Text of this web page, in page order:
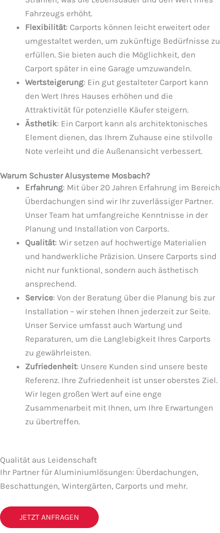
Fahrzeugs erhöht.
Flexibilität: Carports können leicht erweitert oder
umgestaltet werden, um zukünftige Bedürfnisse zu
erfüllen. Sie bieten auch die Möglichkeit, den
Carport später in eine Garage umzuwandeln.
Wertsteigerung: Ein gut gestalteter Carport kann
den Wert Ihres Hauses erhöhen und die
Attraktivität für potenzielle Käufer steigern.
Ästhetik: Ein Carport kann als architektonisches
Element dienen, das Ihrem Zuhause eine stilvolle
Note verleiht und die Außenansicht verbessert.
Warum Schuster Alusysteme Mosbach?
Erfahrung: Mit über 20 Jahren Erfahrung im Bereich
Überdachungen sind wir Ihr zuverlässiger Partner.
Unser Team hat umfangreiche Kenntnisse in der
Planung und Installation von Carports.
Qualität: Wir setzen auf hochwertige Materialien
und handwerkliche Präzision. Unsere Carports sind
nicht nur funktional, sondern auch ästhetisch
ansprechend.
Service: Von der Beratung über die Planung bis zur
Installation – wir stehen Ihnen jederzeit zur Seite.
Unser Service umfasst auch Wartung und
Reparaturen, um die Langlebigkeit Ihres Carports
zu gewährleisten.
Zufriedenheit: Unsere Kunden sind unsere beste
Referenz. Ihre Zufriedenheit ist unser oberstes Ziel.
Wir legen großen Wert auf eine enge
Zusammenarbeit mit Ihnen, um Ihre Erwartungen
zu übertreffen.
Qualität aus Leidenschaft
Ihr Partner für Aluminiumlösungen: Überdachungen,
Beschattungen, Wintergärten, Carports und mehr.
JETZT ANFRAGEN